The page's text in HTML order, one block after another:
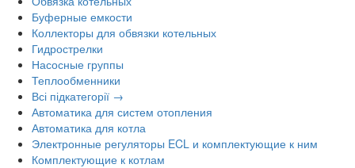
Буферные емкости
Коллекторы для обвязки котельных
Гидрострелки
Насосные группы
Теплообменники
Всі підкатегорії →
Автоматика для систем отопления
Автоматика для котла
Электронные регуляторы ECL и комплектующие к ним
Комплектующие к котлам